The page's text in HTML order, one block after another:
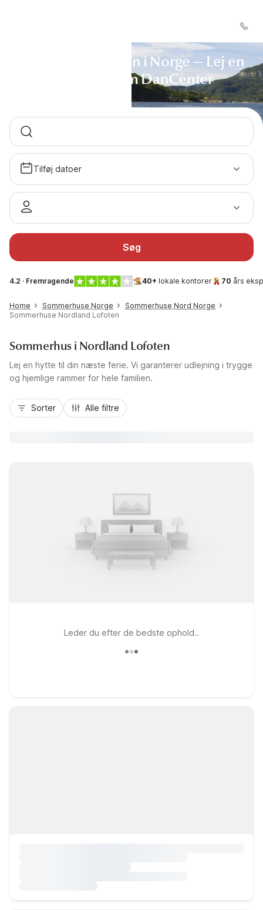
Nordland - Lofoten i Norge — Lej en
hytte gennem DanCenter
Tilføj datoer
Søg
4.2 · Fremragende 40+ lokale kontorer 70 års
Home Sommerhuse Norge
Sommerhuse Nord Norge
Sommerhuse Nordland Lofoten
Sommerhus i Nordland Lofoten
Lej en hytte til din næste ferie. Vi garanterer udlejning i trygge
og hjemlige rammer for hele familien.
Sorter Alle filtre
Leder du efter de bedste ophold..